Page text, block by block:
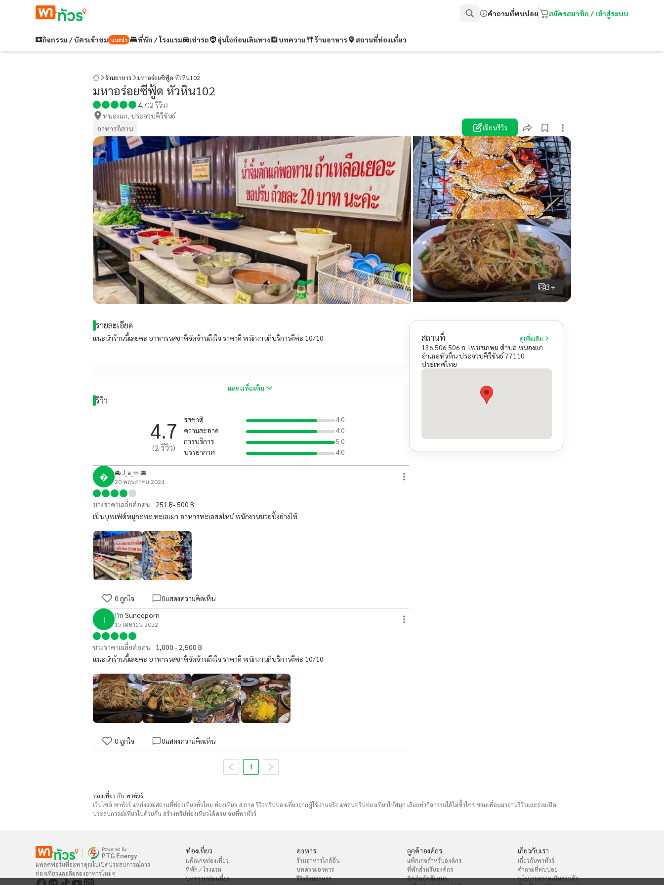
คำถามที่พบบ่อย สมัครสมาชิก / เข้าสู่ระบบ
กิจกรรม / บัตรเข้าชม แนะนำ ที่พัก / โรงแรม เช่ารถ อุ่นใจก่อนเดินทาง บทความ ร้านอาหาร สถานที่ท่องเที่ยว
ร้านอาหาร มหาอร่อยซีฟู้ด หัวหิน102
มหาอร่อยซีฟู้ด หัวหิน102
4.7(2 รีวิว)
หนองแก, ประจวบคีรีขันธ์
อาหารอีสาน
เขียนรีวิว
3+
รายละเอียด
เเนะนำร้านนี้เลยค่ะ อาหารรสชาติจัดจ้านถึงใจ ราคาดี พนักงานก็บริการดีค่ะ 10/10
แสดงเพิ่มเติม
รีวิว
4.7
(2 รีวิว)
รสชาติ
4.0
ความสะอาด
4.0
การบริการ
5.0
บรรยากาศ
4.0
 🚘 J_a_m 🚘
20 พฤษภาคม 2024
ช่วงราคาเฉลี่ยต่อคน: 251 ฿- 500 ฿
เป็นบุพเฟ่ต์หมูกะทะ ทะเลเผา อาหารทะเลสดใหม่ พนักงานช่วยปิ้งย่างให้
0 ถูกใจ 0แสดงความคิดเห็น
I I'm Suneeporn
15 เมษายน 2022
ช่วงราคาเฉลี่ยต่อคน: 1,000 - 2,500 ฿
เเนะนำร้านนี้เลยค่ะ อาหารรสชาติจัดจ้านถึงใจ ราคาดี พนักงานก็บริการดีค่ะ 10/10
0 ถูกใจ 0แสดงความคิดเห็น
1
สถานที่ ดูเพิ่มเติม
136 506 506 ถ. เพชรเกษม ตำบล หนองแก
อำเภอหัวหิน ประจวบคีรีขันธ์ 77110
ประเทศไทย
ท่องเที่ยว กับ พาทัวร์
เว็บไซต์ พาทัวร์ แหล่งรวมสถานที่ท่องเที่ยวทั่วไทย ท่องเที่ยว 4 ภาค รีวิวทริปท่องเที่ยวจากผู้ใช้งานจริง แพลนทริปท่องเที่ยวให้สนุก เลือกทำกิจกรรมได้ไม่ซ้ำใคร ชวนเพื่อนมาอ่านรีวิวและร่วมเปิด
ประสบการณ์เที่ยวไปด้วยกัน สร้างทริปท่องเที่ยวได้ครบ จบที่พาทัวร์
Powered By
PTG Energy
แพลตฟอร์มที่จะพาคุณไปเปิดประสบการณ์การ
ท่องเที่ยวและลิ้มลองอาหารใหม่ๆ
ท่องเที่ยว
แพ็กเกจท่องเที่ยว
ที่พัก / โรงแรม
บทความท่องเที่ยว
อาหาร
ร้านอาหารใกล้ฉัน
บทความอาหาร
รีวิวร้านอาหาร
ลูกค้าองค์กร
แพ็กเกจสำหรับองค์กร
ที่พักสำหรับองค์กร
ติดต่อจัดสัมมนา
เกี่ยวกับเรา
เกี่ยวกับพาทัวร์
คำถามที่พบบ่อย
นโยบายความเป็นส่วนตัว